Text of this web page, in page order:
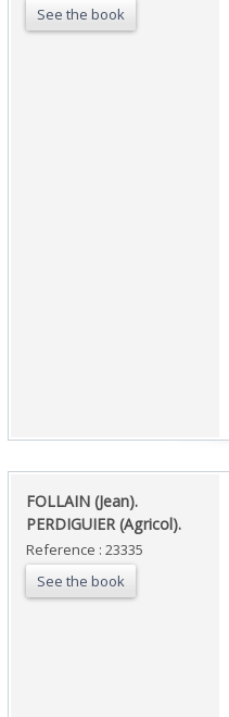
See the book
‎FOLLAIN (Jean).
PERDIGUIER (Agricol).‎
Reference : 23335
See the book